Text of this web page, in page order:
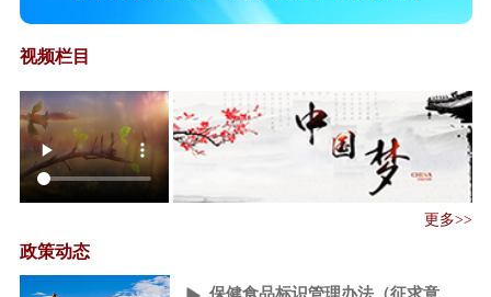
视频栏目
更多>>
政策动态
保健食品注册与备案管理办法
﹙征求意见稿﹚
保健食品保健功能目录原料目录
保健食品标识管理办法（征求意